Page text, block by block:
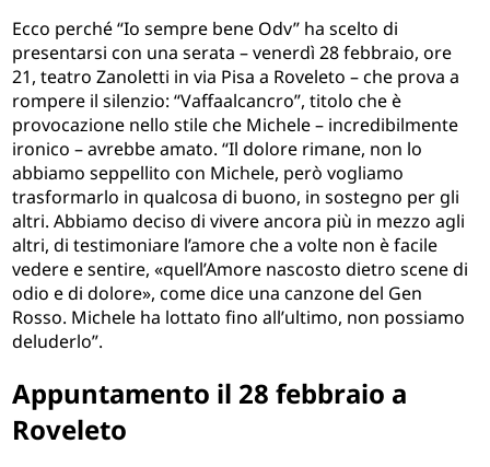
Ecco perché “Io sempre bene Odv” ha scelto di
presentarsi con una serata – venerdì 28 febbraio, ore
21, teatro Zanoletti in via Pisa a Roveleto – che prova a
rompere il silenzio: “Vaffaalcancro”, titolo che è
provocazione nello stile che Michele – incredibilmente
ironico – avrebbe amato. “Il dolore rimane, non lo
abbiamo seppellito con Michele, però vogliamo
trasformarlo in qualcosa di buono, in sostegno per gli
altri. Abbiamo deciso di vivere ancora più in mezzo agli
altri, di testimoniare l’amore che a volte non è facile
vedere e sentire, «quell’Amore nascosto dietro scene di
odio e di dolore», come dice una canzone del Gen
Rosso. Michele ha lottato fino all’ultimo, non possiamo
deluderlo”.
Appuntamento il 28 febbraio a
Roveleto